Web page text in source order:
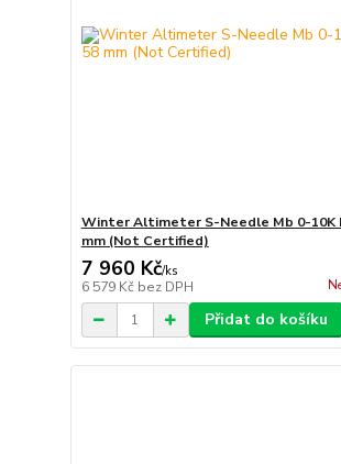
Winter Altimeter S-Needle Mb 0-10K
mm (Not Certified)
7 960 Kč/ks
6 579 Kč bez DPH
Přidat do košíku